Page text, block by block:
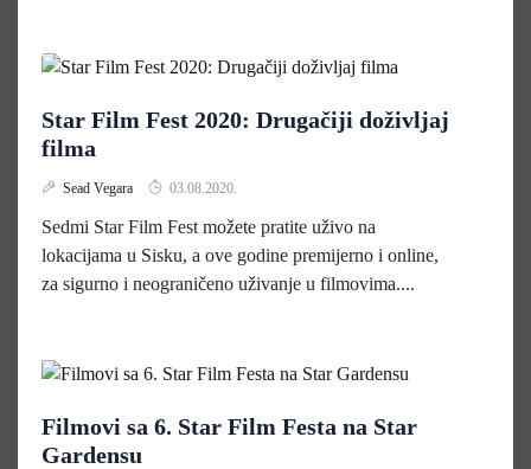
Star Film Fest 2020: Drugačiji doživljaj
filma
Sead Vegara 03.08.2020.
Sedmi Star Film Fest možete pratite uživo na
lokacijama u Sisku, a ove godine premijerno i online,
za sigurno i neograničeno uživanje u filmovima....
Filmovi sa 6. Star Film Festa na Star
Gardensu